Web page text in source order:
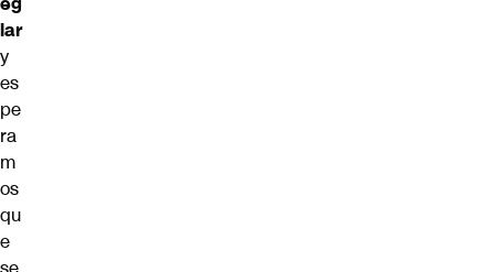
lar
y
es
pe
ra
m
os
qu
e